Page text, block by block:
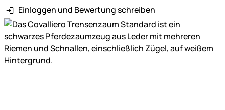
Einloggen und Bewertung schreiben
Produktgalerie